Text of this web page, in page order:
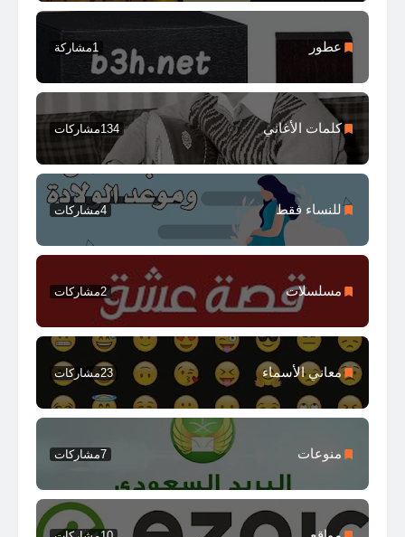
عطور 1مشاركة
كلمات الأغاني 134مشاركات
للنساء فقط 4مشاركات
مسلسلات 2مشاركات
معاني الأسماء 23مشاركات
منوعات 7مشاركات